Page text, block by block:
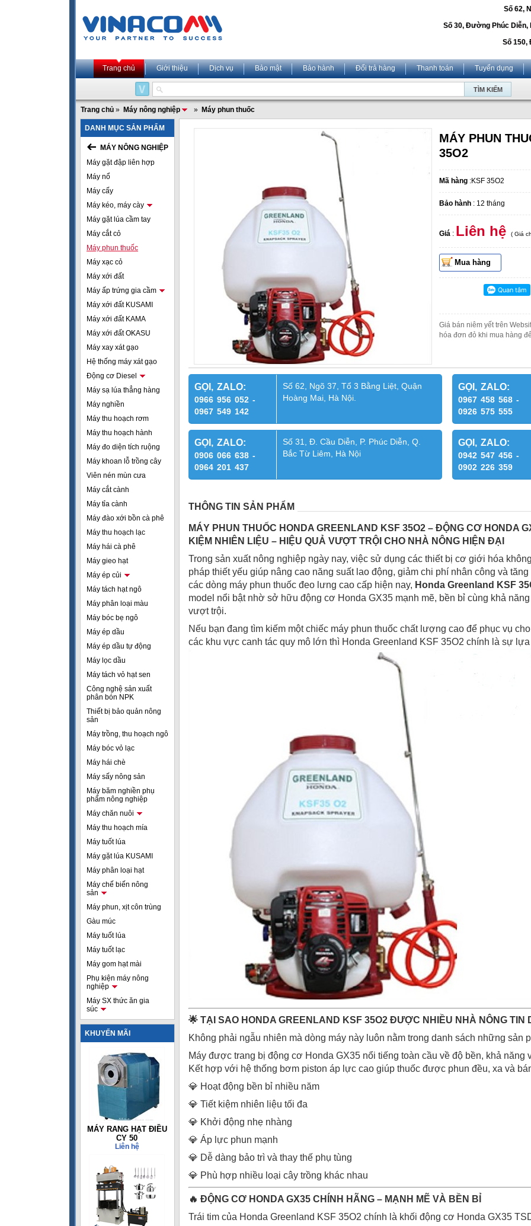
Số 62,
Số 30, Đường Phúc Diễn,
Số 150,
Trang chủ Giới thiệu Dịch vụ Bảo mật Bảo hành Đổi trả hàng Thanh toán Tuyển dụng
Trang chủ » Máy nông nghiệp » Máy phun thuốc
DANH MỤC SẢN PHẨM
MÁY NÔNG NGHIỆP
Máy gặt đập liên hợp
Máy nổ
Máy cấy
Máy kéo, máy cày
Máy gặt lúa cầm tay
Máy cắt cỏ
Máy phun thuốc
Máy xạc cỏ
Máy xới đất
Máy ấp trứng gia cầm
Máy xới đất KUSAMI
Máy xới đất KAMA
Máy xới đất OKASU
Máy xay xát gạo
Hệ thống máy xát gạo
Động cơ Diesel
Máy sạ lúa thẳng hàng
Máy nghiền
Máy thu hoạch rơm
Máy thu hoạch hành
Máy đo diện tích ruộng
Máy khoan lỗ trồng cây
Viên nén mùn cưa
Máy cắt cành
Máy tỉa cành
Máy đào xới bồn cà phê
Máy thu hoạch lạc
Máy hái cà phê
Máy gieo hạt
Máy ép củi
Máy tách hạt ngô
Máy phân loại màu
Máy bóc bẹ ngô
Máy ép dầu
Máy ép dầu tự động
Máy lọc dầu
Máy tách vỏ hạt sen
Công nghệ sản xuất
phân bón NPK
Thiết bị bảo quản nông
sản
Máy trồng, thu hoạch ngô
Máy bóc vỏ lạc
Máy hái chè
Máy sấy nông sản
Máy băm nghiền phụ
phẩm nông nghiệp
Máy chăn nuôi
Máy thu hoạch mía
Máy tuốt lúa
Máy gặt lúa KUSAMI
Máy phân loại hạt
Máy chế biến nông
sản
Máy phun, xịt côn trùng
Gàu múc
Máy tuốt lúa
Máy tuốt lạc
Máy gom hạt mài
Phụ kiện máy nông
nghiệp
Máy SX thức ăn gia
súc
KHUYẾN MÃI
MÁY RANG HẠT ĐIỀU
CY 50
Liên hệ
MÁY PHUN
35O2
Mã hàng :KSF 35O2
Bảo hành : 12 tháng
Giá : Liên hệ ( Giá
Mua hàng
Giá bán niêm yết trên
hóa đơn đỏ khi mua hàng
GỌI, ZALO:
0966 956 052 -
0967 549 142
Số 62, Ngõ 37, Tổ 3 Bằng Liệt, Quận
Hoàng Mai, Hà Nội.
GỌI, ZALO:
0967 458 568 -
0926 575 555
GỌI, ZALO:
0906 066 638 -
0964 201 437
Số 31, Đ. Cầu Diễn, P. Phúc Diễn, Q.
Bắc Từ Liêm, Hà Nội
GỌI, ZALO:
0942 547 456 -
0902 226 359
THÔNG TIN SẢN PHẨM
MÁY PHUN THUỐC HONDA GREENLAND KSF 35O2 – ĐỘNG CƠ HONDA
KIỆM NHIÊN LIỆU – HIỆU QUẢ VƯỢT TRỘI CHO NHÀ NÔNG HIỆN ĐẠI
Trong sản xuất nông nghiệp ngày nay, việc sử dụng các thiết bị cơ giới hóa
pháp thiết yếu giúp nâng cao năng suất lao động, giảm chi phí nhân công và
các dòng máy phun thuốc đeo lưng cao cấp hiện nay, Honda Greenland KSF
model nổi bật nhờ sở hữu động cơ Honda GX35 mạnh mẽ, bền bỉ cùng khả
vượt trội.
Nếu bạn đang tìm kiếm một chiếc máy phun thuốc chất lượng cao để phục vụ
các khu vực canh tác quy mô lớn thì Honda Greenland KSF 35O2 chính là sự
🌟 TẠI SAO HONDA GREENLAND KSF 35O2 ĐƯỢC NHIỀU NHÀ NÔNG TIN
Không phải ngẫu nhiên mà dòng máy này luôn nằm trong danh sách những sản
Máy được trang bị động cơ Honda GX35 nổi tiếng toàn cầu về độ bền, khả năng
Kết hợp với hệ thống bơm piston áp lực cao giúp thuốc được phun đều, xa và
💎 Hoạt động bền bỉ nhiều năm
💎 Tiết kiệm nhiên liệu tối đa
💎 Khởi động nhẹ nhàng
💎 Áp lực phun mạnh
💎 Dễ dàng bảo trì và thay thế phụ tùng
💎 Phù hợp nhiều loại cây trồng khác nhau
🔥 ĐỘNG CƠ HONDA GX35 CHÍNH HÃNG – MẠNH MẼ VÀ BỀN BỈ
Trái tim của Honda Greenland KSF 35O2 chính là khối động cơ Honda GX35